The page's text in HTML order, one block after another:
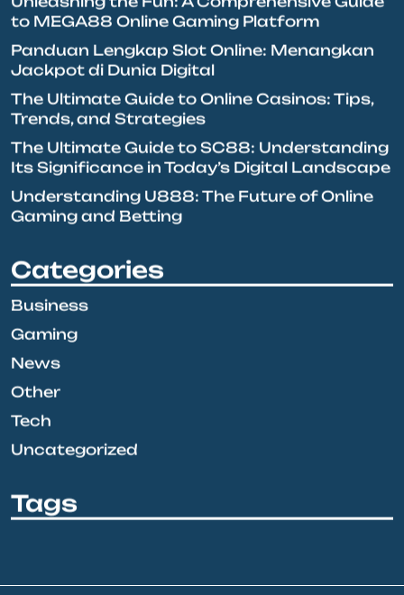
to MEGA88 Online Gaming Platform
Panduan Lengkap Slot Online: Menangkan
Jackpot di Dunia Digital
The Ultimate Guide to Online Casinos: Tips,
Trends, and Strategies
The Ultimate Guide to SC88: Understanding
Its Significance in Today’s Digital Landscape
Understanding U888: The Future of Online
Gaming and Betting
Categories
Business
Gaming
News
Other
Tech
Uncategorized
Tags